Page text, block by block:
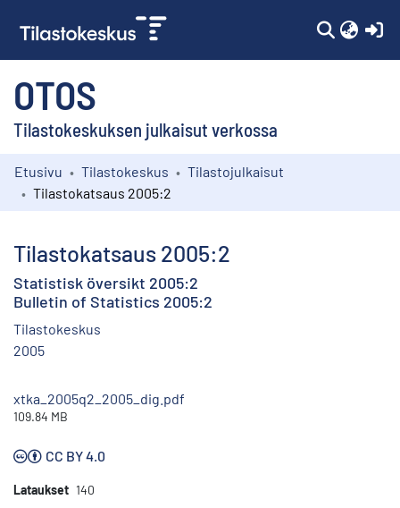
OTOS
Tilastokeskuksen julkaisut verkossa
Kokoelmat
Etusivu Tilastokeskus
Tilastojulkaisut
Tilastokatsaus 2005:2
Tilastokatsaus 2005:2
Statistisk översikt 2005:2
Bulletin of Statistics 2005:2
Tilastokeskus
2005
xtka_2005q2_2005_dig.pdf
109.84 MB
CC BY 4.0
Lataukset 140